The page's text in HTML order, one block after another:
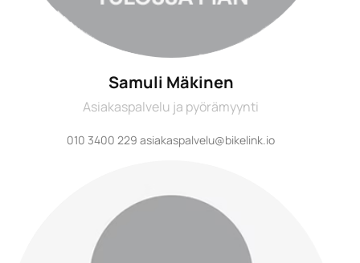
Samuli Mäkinen
Asiakaspalvelu ja pyörämyynti
010 3400 229 asiakaspalvelu@bikelink.io